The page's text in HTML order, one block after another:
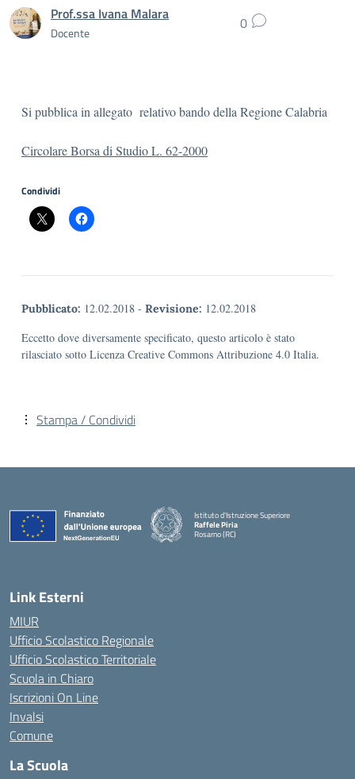
Prof.ssa Ivana Malara
Docente 0
Si pubblica in allegato relativo bando della Regione Calabria
Circolare Borsa di Studio L. 62-2000
Condividi
Pubblicato: 12.02.2018 - Revisione: 12.02.2018
Eccetto dove diversamente specificato, questo articolo è stato
rilasciato sotto Licenza Creative Commons Attribuzione 4.0 Italia.
Stampa / Condividi
Istituto d'Istruzione Superiore
Raffele Piria
Rosarno (RC)
Link Esterni
MIUR
Ufficio Scolastico Regionale
Ufficio Scolastico Territoriale
Scuola in Chiaro
Iscrizioni On Line
Invalsi
Comune
La Scuola